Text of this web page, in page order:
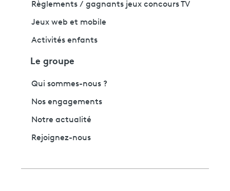
Règlements / gagnants jeux concours TV
Jeux web et mobile
Activités enfants
Le groupe
Qui sommes-nous ?
Nos engagements
Notre actualité
Rejoignez-nous